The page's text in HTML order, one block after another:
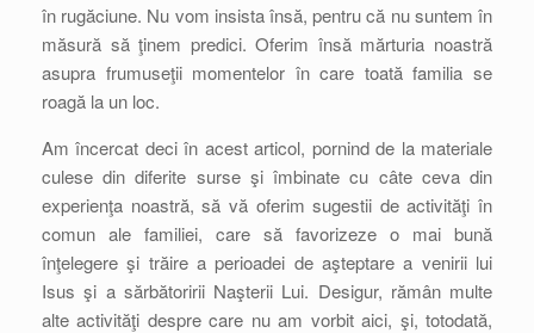
în rugăciune. Nu vom insista însă, pentru că nu suntem în
măsură să ţinem predici. Oferim însă mărturia noastră
asupra frumuseţii momentelor în care toată familia se
roagă la un loc.
Am încercat deci în acest articol, pornind de la materiale
culese din diferite surse şi îmbinate cu câte ceva din
experienţa noastră, să vă oferim sugestii de activităţi în
comun ale familiei, care să favorizeze o mai bună
înţelegere şi trăire a perioadei de aşteptare a venirii lui
Isus şi a sărbătoririi Naşterii Lui. Desigur, rămân multe
alte activităţi despre care nu am vorbit aici, şi, totodată,